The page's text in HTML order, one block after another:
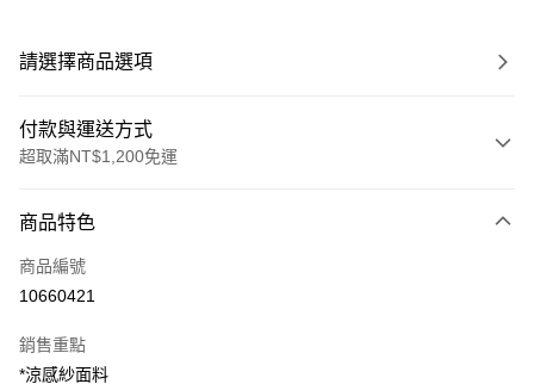
請選擇商品選項
付款與運送方式
超取滿NT$1,200免運
信用卡一次付款
超商取貨付款
Apple Pay
商品特色
商品編號
10660421
銷售重點
*涼感紗面料